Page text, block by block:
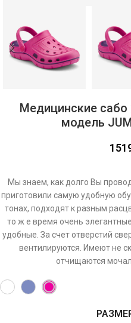
Медицинские сабо
модель
Мы знаем, как долго Вы
приготовили самую удобную
тонах, подходят к разным
то ж е время очень
удобные. За счет отверстий
вентилируются. Имеют не
отчищаются